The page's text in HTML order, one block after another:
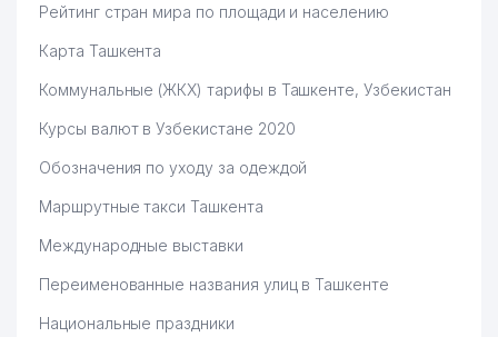
Рейтинг стран мира по площади и населению
Карта Ташкента
Коммунальные (ЖКХ) тарифы в Ташкенте, Узбекистан
Курсы валют в Узбекистане 2020
Обозначения по уходу за одеждой
Маршрутные такси Ташкента
Международные выставки
Переименованные названия улиц в Ташкенте
Национальные праздники